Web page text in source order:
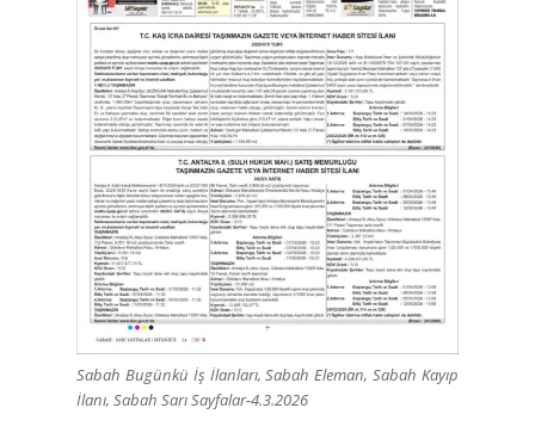
Sabah Bugünkü İş İlanları, Sabah Eleman, Sabah Kayıp
İlanı, Sabah Sarı Sayfalar-4.3.2026